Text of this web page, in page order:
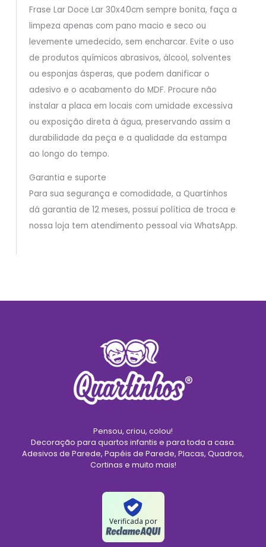
Frase Lar Doce Lar 30x40cm sempre bonita, faça a
limpeza apenas com pano macio e seco ou
levemente umedecido, sem encharcar. Evite o uso
de produtos químicos abrasivos, álcool, solventes
ou esponjas ásperas, que podem danificar o
adesivo e o acabamento do MDF. Procure não
instalar a placa em locais com umidade excessiva
ou exposição direta à água, preservando assim a
durabilidade da peça e a qualidade da estampa
ao longo do tempo.
Garantia e suporte
Para sua segurança e comodidade, a Quartinhos
dá garantia de 12 meses, possui política de troca e
nossa loja tem atendimento pessoal via WhatsApp.
Pensou, criou, colou!
Decoração para quartos infantis e para toda a casa.
Adesivos de Parede, Papéis de Parede, Placas, Quadros,
Cortinas e muito mais!
Verificada por